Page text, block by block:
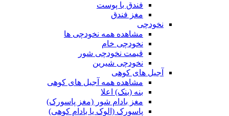
فندق با پوست
مغز فندق
نخودچی
مشاهده همه نخودچی ها
نخودچی خام
قیمت نخودچی شور
نخودچی شیرین
آجیل های کوهی
مشاهده همه آجیل های کوهی
بنه (بنک) اعلا
مغز بادام شور (مغز پاسورک)
پاسورک (الوک یا بادام کوهی)